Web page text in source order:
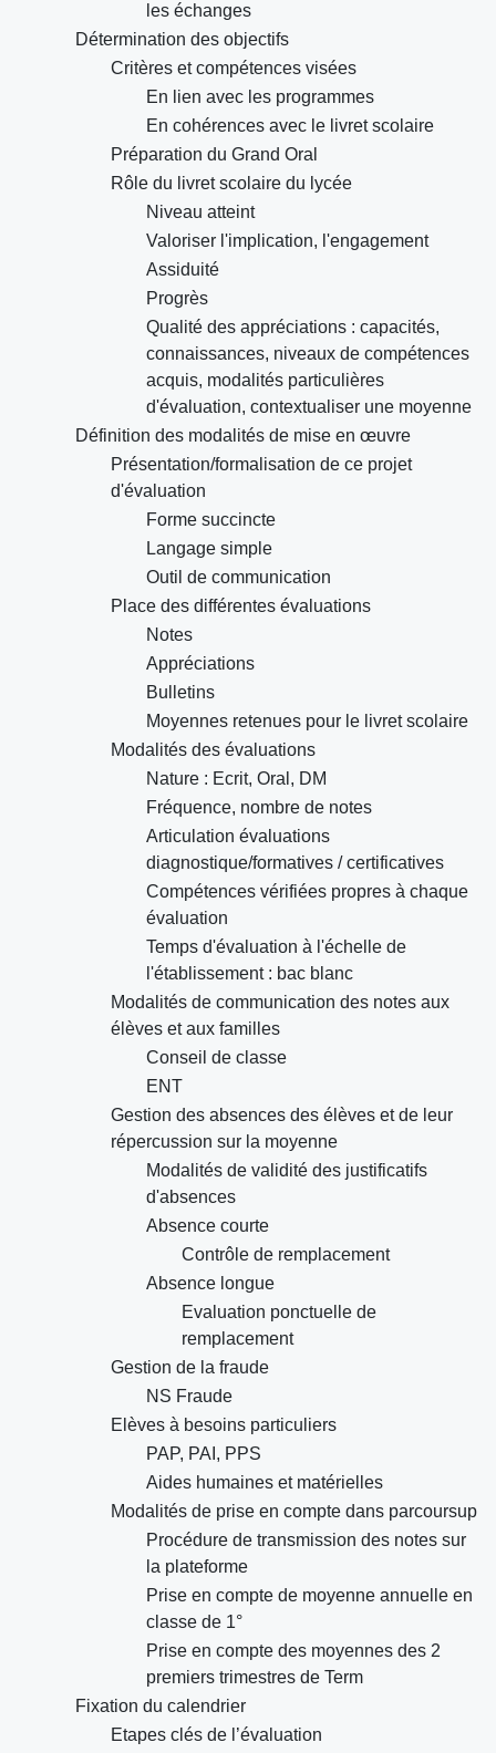
les échanges
Détermination des objectifs
Critères et compétences visées
En lien avec les programmes
En cohérences avec le livret scolaire
Préparation du Grand Oral
Rôle du livret scolaire du lycée
Niveau atteint
Valoriser l'implication, l'engagement
Assiduité
Progrès
Qualité des appréciations : capacités,
connaissances, niveaux de compétences
acquis, modalités particulières
d'évaluation, contextualiser une moyenne
Définition des modalités de mise en œuvre
Présentation/formalisation de ce projet
d'évaluation
Forme succincte
Langage simple
Outil de communication
Place des différentes évaluations
Notes
Appréciations
Bulletins
Moyennes retenues pour le livret scolaire
Modalités des évaluations
Nature : Ecrit, Oral, DM
Fréquence, nombre de notes
Articulation évaluations
diagnostique/formatives / certificatives
Compétences vérifiées propres à chaque
évaluation
Temps d'évaluation à l'échelle de
l'établissement : bac blanc
Modalités de communication des notes aux
élèves et aux familles
Conseil de classe
ENT
Gestion des absences des élèves et de leur
répercussion sur la moyenne
Modalités de validité des justificatifs
d'absences
Absence courte
Contrôle de remplacement
Absence longue
Evaluation ponctuelle de
remplacement
Gestion de la fraude
NS Fraude
Elèves à besoins particuliers
PAP, PAI, PPS
Aides humaines et matérielles
Modalités de prise en compte dans parcoursup
Procédure de transmission des notes sur
la plateforme
Prise en compte de moyenne annuelle en
classe de 1°
Prise en compte des moyennes des 2
premiers trimestres de Term
Fixation du calendrier
Etapes clés de l’évaluation